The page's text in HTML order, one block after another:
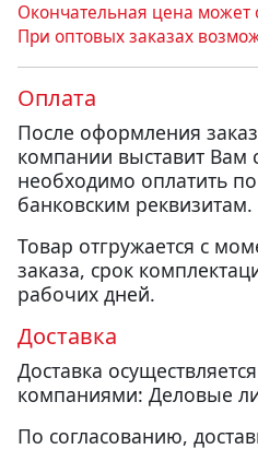
Окончательная цена может
При оптовых заказах
Оплата
После оформления
компании выставит Вам
необходимо оплатить
банковским реквизитам.
Товар отгружается с
заказа, срок
рабочих дней.
Доставка
Доставка
компаниями: Деловые
По согласованию,